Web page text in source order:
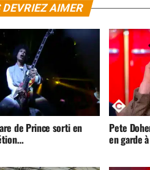
DEVRIEZ AIMER
de Prince sorti en Pete
en garde